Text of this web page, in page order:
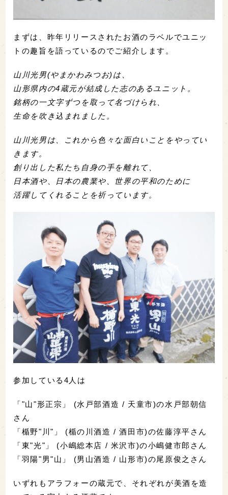
まずは、昨年リリースされたお酒のラベルでユニッ
トの趣旨を語っているのでご紹介します。
山川光男(やまかわみつお)は、
山形県内の4蔵元が結成した志のあるユニット。
銘柄の一文字ずつを取って名づけられ、
生命を吹き込まれました。
山川光男は、これから色々な面白いことをやってい
きます。
創り出した私たち自身の手を離れて、
日本酒や、日本の農業や、世界の平和のために
活躍してくれることを祈っています。
参加している4人は
「"山"形正宗」 (水戸部酒造 / 天童市)の水戸部朝信
さん
「楯野"川"」 (楯の川酒造 / 酒田市)の佐藤淳平さん
「東"光"」 (小嶋総本店 / 米沢市)の小嶋健市郎さん
「羽陽"男"山」 (男山酒造 / 山形市)の尾原俊之さん
いずれもアラフォーの蔵元で、それぞれが美酒を造